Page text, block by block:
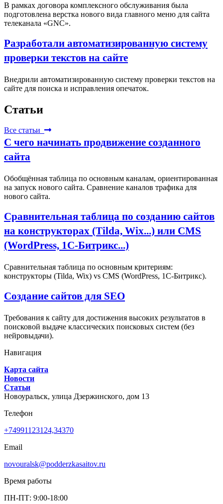
В рамках договора комплексного обслуживания была
подготовлена верстка нового вида главного меню для сайта
телеканала «GNC».
Разработали автоматизированную систему
проверки текстов на сайте
Внедрили автоматизированную систему проверки текстов на
сайте для поиска и исправления опечаток.
Статьи
Все статьи
С чего начинать продвижение созданного
сайта
Обобщённая таблица по основным каналам, ориентированная
на запуск нового сайта. Сравнение каналов трафика для
нового сайта.
Сравнительная таблица по созданию сайтов
на конструкторах (Tilda, Wix...) или CMS
(WordPress, 1С‑Битрикс...)
Сравнительная таблица по основным критериям:
конструкторы (Tilda, Wix) vs CMS (WordPress, 1С‑Битрикс).
Создание сайтов для SEO
Требования к сайту для достижения высоких результатов в
поисковой выдаче классических поисковых систем (без
нейровыдачи).
Навигация
Карта сайта
Новости
Статьи
Новоуральск, улица Дзержинского, дом 13
Телефон
+74991123124,34370
Email
novouralsk@podderzkasaitov.ru
Время работы
ПН-ПТ: 9:00-18:00